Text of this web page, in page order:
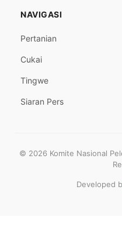
NAVIGASI
Pertanian
Cukai
Tingwe
Siaran Pers
© 2026 Komite Nasional
Developed